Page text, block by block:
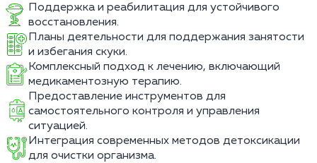
Поддержка и реабилитация для устойчивого
восстановления.
Планы деятельности для поддержания занятости
и избегания скуки.
Комплексный подход к лечению, включающий
медикаментозную терапию.
Предоставление инструментов для
самостоятельного контроля и управления
ситуацией.
Интеграция современных методов детоксикации
для очистки организма.